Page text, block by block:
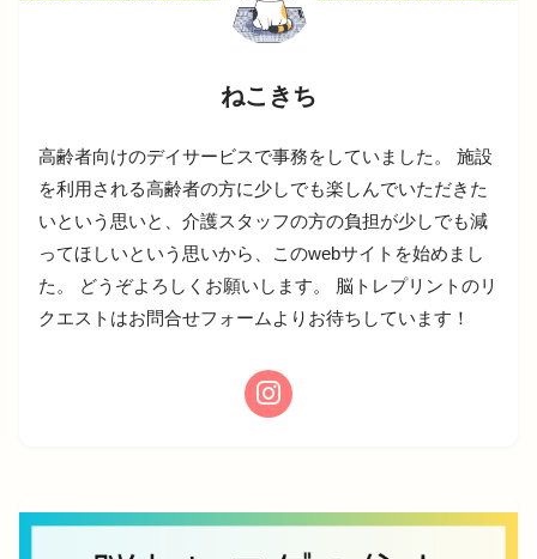
ねこきち
高齢者向けのデイサービスで事務をしていました。 施設
を利用される高齢者の方に少しでも楽しんでいただきた
いという思いと、介護スタッフの方の負担が少しでも減
ってほしいという思いから、このwebサイトを始めまし
た。 どうぞよろしくお願いします。 脳トレプリントのリ
クエストはお問合せフォームよりお待ちしています！